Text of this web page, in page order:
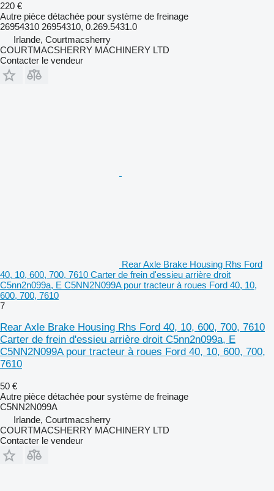
220 €
Autre pièce détachée pour système de freinage
26954310 26954310, 0.269.5431.0
Irlande, Courtmacsherry
COURTMACSHERRY MACHINERY LTD
Contacter le vendeur
Rear Axle Brake Housing Rhs Ford
40, 10, 600, 700, 7610 Carter de frein d'essieu arrière droit
C5nn2n099a, E C5NN2N099A pour tracteur à roues Ford 40, 10,
600, 700, 7610
7
Rear Axle Brake Housing Rhs Ford 40, 10, 600, 700, 7610
Carter de frein d'essieu arrière droit C5nn2n099a, E
C5NN2N099A pour tracteur à roues Ford 40, 10, 600, 700,
7610
50 €
Autre pièce détachée pour système de freinage
C5NN2N099A
Irlande, Courtmacsherry
COURTMACSHERRY MACHINERY LTD
Contacter le vendeur